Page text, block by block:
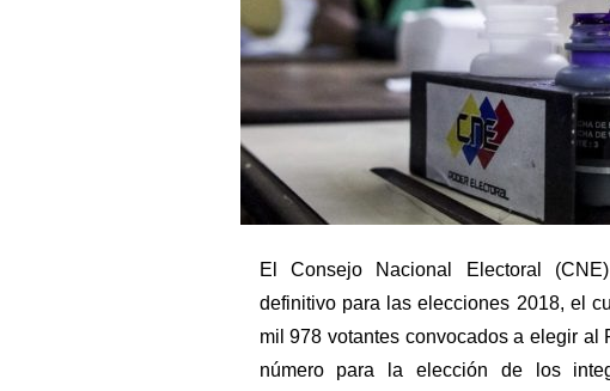
El Consejo Nacional Electoral
definitivo para las elecciones 2018, el
mil 978 votantes convocados a elegir al
número para la elección de los